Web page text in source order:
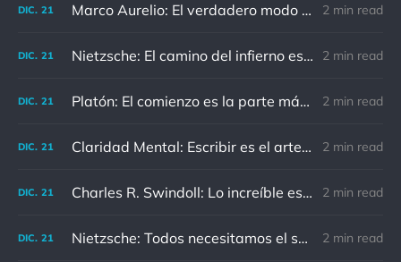
DIC. 21 Marco Aurelio: El verdadero modo de vengarse de un enemigo es no parecérsele. 2 min read
DIC. 21 Nietzsche: El camino del infierno está asfaltado de buenas intenciones. 2 min read
DIC. 21 Platón: El comienzo es la parte más importante del trabajo 2 min read
DIC. 21 Claridad Mental: Escribir es el arte de calmar y despejar la mente. 2 min read
DIC. 21 Charles R. Swindoll: Lo increíble es que cada día podemos elegir la actitud que adoptaremos. 2 min read
DIC. 21 Nietzsche: Todos necesitamos el sentido de culpa, pero nadie necesita sentirse culpable. 2 min read